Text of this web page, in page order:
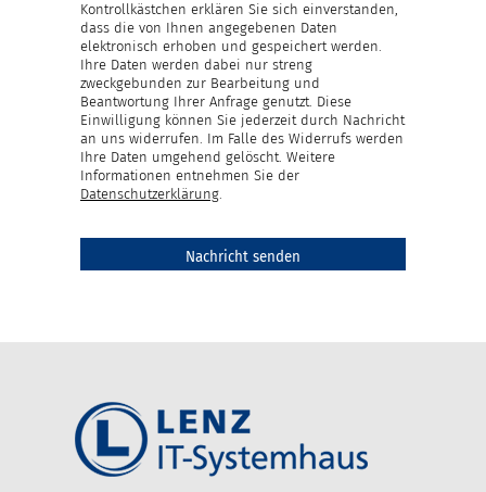
Kontrollkästchen erklären Sie sich einverstanden,
dass die von Ihnen angegebenen Daten
elektronisch erhoben und gespeichert werden.
Ihre Daten werden dabei nur streng
zweckgebunden zur Bearbeitung und
Beantwortung Ihrer Anfrage genutzt. Diese
Einwilligung können Sie jederzeit durch Nachricht
an uns widerrufen. Im Falle des Widerrufs werden
Ihre Daten umgehend gelöscht. Weitere
Informationen entnehmen Sie der
Datenschutzerklärung